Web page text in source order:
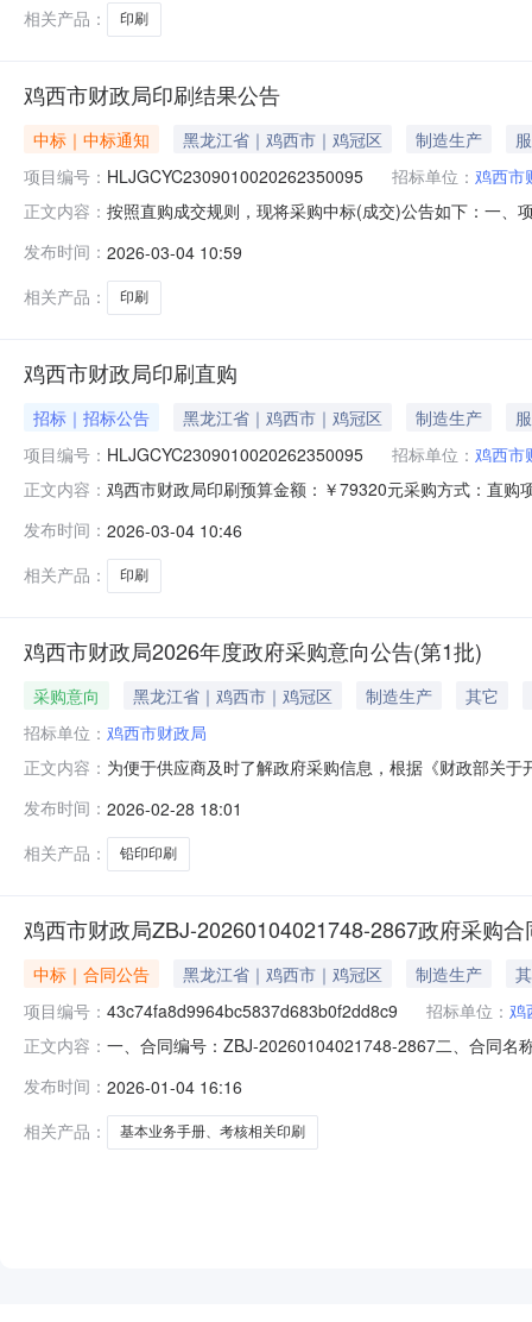
相关产品：
印刷
鸡西市财政局印刷结果公告
中标｜中标通知 黑龙江省｜鸡西市｜鸡冠区 制造生产
项目编号： HLJGCYC2309010020262350095 招标单位： 鸡西市
正文内容： 按照直购成交规则，现将采购中标(成交)公告如下：一
务类名称：印刷项目周期：10项目实施地：黑龙江省鸡
发布时间： 2026-03-04 10:59
相关产品：
印刷
鸡西市财政局印刷直购
招标｜招标公告 黑龙江省｜鸡西市｜鸡冠区 制造生产
项目编号： HLJGCYC2309010020262350095 招标单位： 鸡西市
正文内容： 鸡西市财政局印刷预算金额：￥79320元采购方式：直
目不接受联合体参与异议处理项：如有异议请电话咨询
实
发布时间： 2026-03-04 10:46
相关产品：
印刷
鸡西市财政局2026年度政府采购意向公告(第1批)
采购意向 黑龙江省｜鸡西市｜鸡冠区 制造生产
其它
招标单位： 鸡西市财政局
正文内容： 为便于供应商及时了解政府采购信息，根据《财政部关
月无本次公开的采购意向是本单位政府采购工作的初步
发布时间： 2026-02-28 18:01
相关产品：
铅印印刷
鸡西市财政局ZBJ-20260104021748-2867政府采购合
中标｜合同公告 黑龙江省｜鸡西市｜鸡冠区 制造生产
项目编号： 43c74fa8d9964bc5837d683b0f2dd8c9 招标单位： 鸡
正文内容： 一、合同编号：ZBJ-20260104021748-2867二、合同
江省鸡西市鸡冠区河东小区4号楼1号门市联系方式：
发布时间： 2026-01-04 16:16
相关产品：
基本业务手册、考核相关印刷